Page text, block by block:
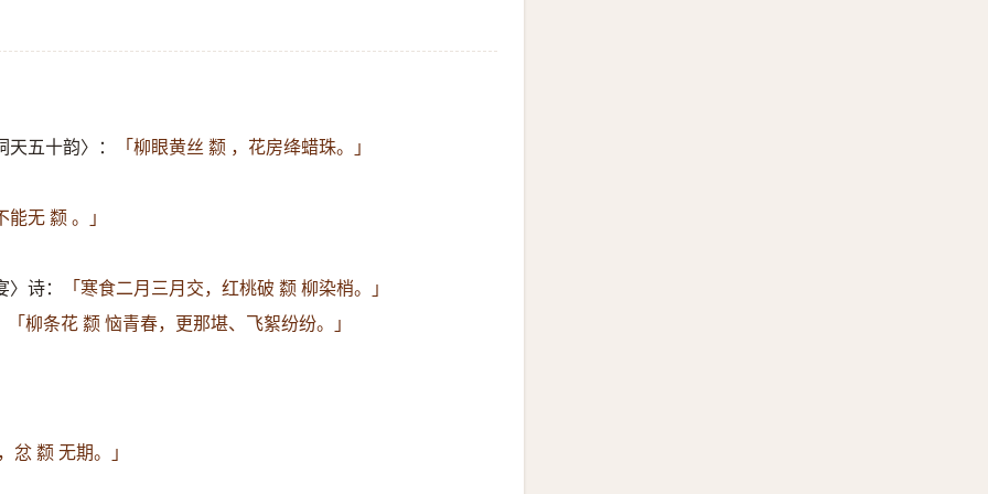
五十韵〉： 「柳眼黄丝 颣 ，花房绛蜡珠。」
无 颣 。」
诗：
「寒食二月三月交，红桃破 颣 柳染梢。」
「柳条花 颣 恼青春，更那堪、飞絮纷纷。」
忿 颣 无期。」